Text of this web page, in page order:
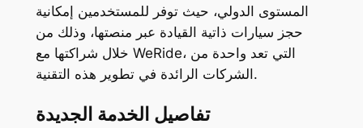
المستوى الدولي، حيث توفر للمستخدمين إمكانية
حجز سيارات ذاتية القيادة عبر منصتها، وذلك من
خلال شراكتها مع WeRide، التي تعد واحدة من
الشركات الرائدة في تطوير هذه التقنية.
تفاصيل الخدمة الجديدة